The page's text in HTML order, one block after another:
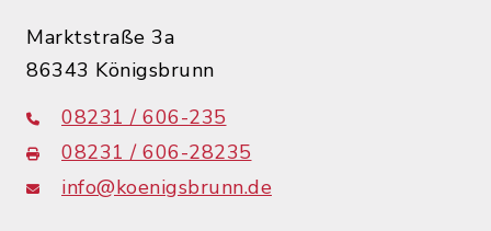
Marktstraße 3a
86343 Königsbrunn
08231 / 606-235
08231 / 606-28235
info@koenigsbrunn.de